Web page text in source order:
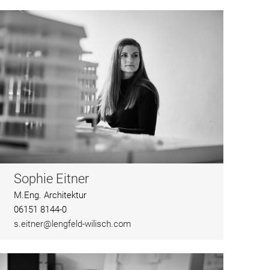
Sophie Eitner
M.Eng. Architektur
06151 8144-0
s.eitner@lengfeld-wilisch.com